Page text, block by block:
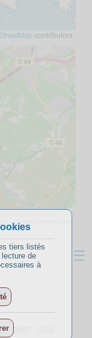
contributors
☰
© 2007 - 2026
tiers listés
de
à